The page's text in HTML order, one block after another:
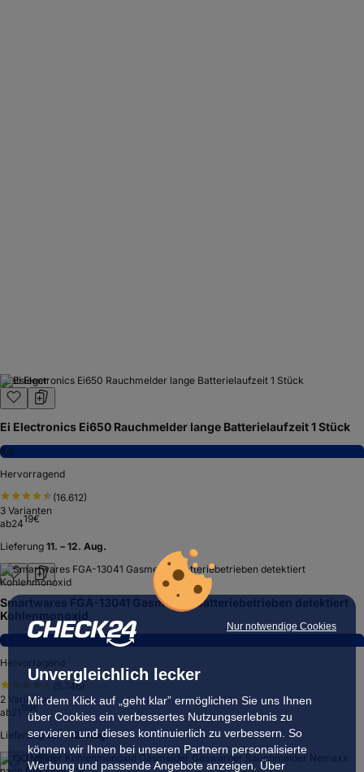
Nur notwendige Cookies
Unvergleichlich lecker
Mit dem Klick auf „geht klar” ermöglichen Sie uns Ihnen
über Cookies ein verbessertes Nutzungserlebnis zu
servieren und dieses kontinuierlich zu verbessern. So
können wir Ihnen bei unseren Partnern personalisierte
Werbung und passende Angebote anzeigen. Über
Testsieger
Ei Electronics Ei650 Rauchmelder lange Batterielaufzeit 1 Stück
8,8
Hervorragend
(16.612)
3 Varianten
ab2419€
Lieferung 11. – 12. Aug.
Smartwares FGA-13041 Gasmelder batteriebetrieben detektiert
Kohlenmonoxid
8,5
Hervorragend
5.746
2 Varianten
ab
98€
Lieferung 10. – 12. Aug.